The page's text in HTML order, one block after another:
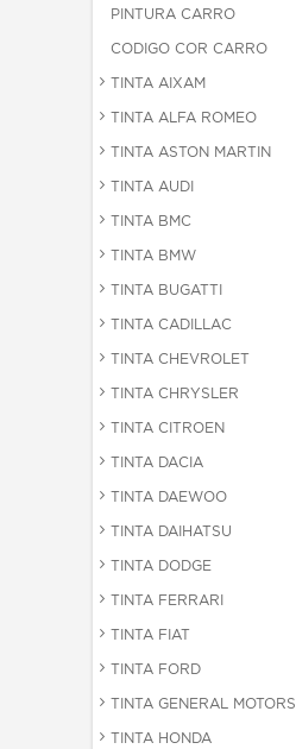
PINTURA CARRO
CODIGO COR CARRO
TINTA AIXAM
TINTA ALFA ROMEO
TINTA ASTON MARTIN
TINTA AUDI
TINTA BMC
TINTA BMW
TINTA BUGATTI
TINTA CADILLAC
TINTA CHEVROLET
TINTA CHRYSLER
TINTA CITROEN
TINTA DACIA
TINTA DAEWOO
TINTA DAIHATSU
TINTA DODGE
TINTA FERRARI
TINTA FIAT
TINTA FORD
TINTA GENERAL MOTORS
TINTA HONDA